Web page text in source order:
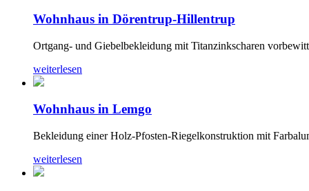
Wohnhaus in Dörentrup-Hillentrup
Ortgang- und Giebelbekleidung mit Titanzinkscharen
weiterlesen
Wohnhaus in Lemgo
Bekleidung einer Holz-Pfosten-Riegelkonstruktion mit
weiterlesen